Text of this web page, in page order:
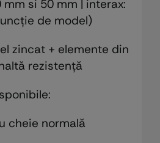
mm si 50 mm | interax:
de model)
zincat + elemente din
rezistență
cheie normală